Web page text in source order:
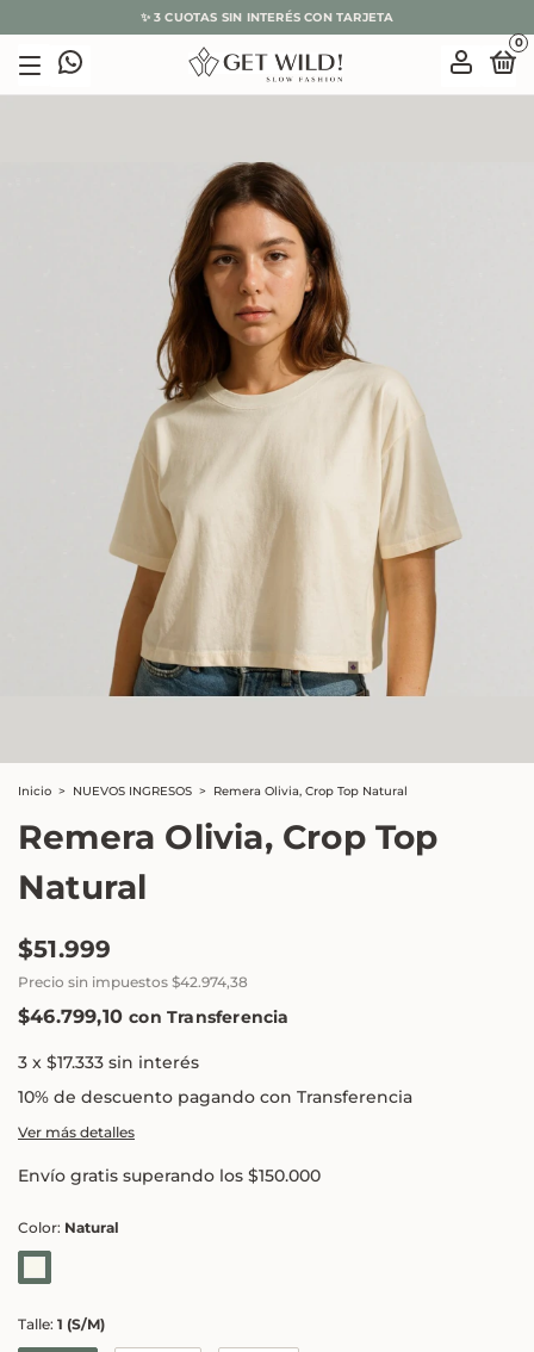
🌿 10% OFF CON EFECTIVO O TRANSFERENCIA
0
Inicio > NUEVOS INGRESOS > Remera Olivia, Crop Top Natural
Remera Olivia, Crop Top
Natural
$51.999
Precio sin impuestos $42.974,38
$46.799,10con Transferencia
3 x $17.333 sin interés
10% de descuento pagando con Transferencia
Ver más detalles
Envío gratis superando los $150.000
Color: Natural
Talle: 1 (S/M)